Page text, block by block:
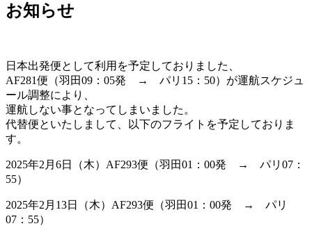
お知らせ
日本出発便として利用を予定しておりました、
AF281便（羽田09：05発 → パリ15：50）が運航スケジュ
ール調整により、
運航しない事となってしまいました。
代替便といたしまして、以下のフライトを予定しておりま
す。
2025年2月6日（木）AF293便（羽田01：00発 → パリ07：
55）
2025年2月13日（木）AF293便（羽田01：00発 → パリ
07：55）